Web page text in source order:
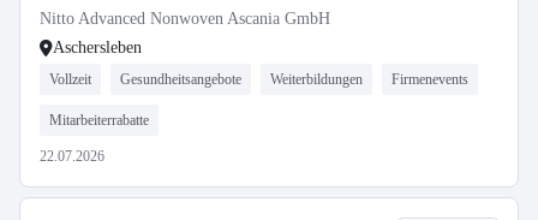
Nitto Advanced Nonwoven Ascania GmbH
Aschersleben
Vollzeit Gesundheitsangebote Weiterbildungen Firmenevents
Mitarbeiterrabatte
22.07.2026